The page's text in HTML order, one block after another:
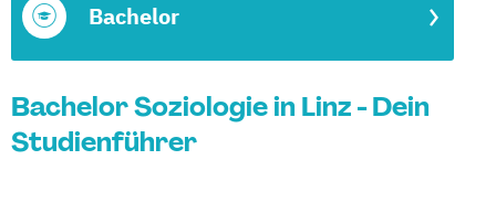
Bachelor
Bachelor Soziologie in Linz - Dein
Studienführer